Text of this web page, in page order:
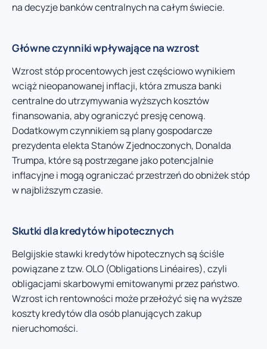
na decyzje banków centralnych na całym świecie.
Główne czynniki wpływające na wzrost
Wzrost stóp procentowych jest częściowo wynikiem
wciąż nieopanowanej inflacji, która zmusza banki
centralne do utrzymywania wyższych kosztów
finansowania, aby ograniczyć presję cenową.
Dodatkowym czynnikiem są plany gospodarcze
prezydenta elekta Stanów Zjednoczonych, Donalda
Trumpa, które są postrzegane jako potencjalnie
inflacyjne i mogą ograniczać przestrzeń do obniżek stóp
w najbliższym czasie.
Skutki dla kredytów hipotecznych
Belgijskie stawki kredytów hipotecznych są ściśle
powiązane z tzw. OLO (Obligations Linéaires), czyli
obligacjami skarbowymi emitowanymi przez państwo.
Wzrost ich rentowności może przełożyć się na wyższe
koszty kredytów dla osób planujących zakup
nieruchomości.